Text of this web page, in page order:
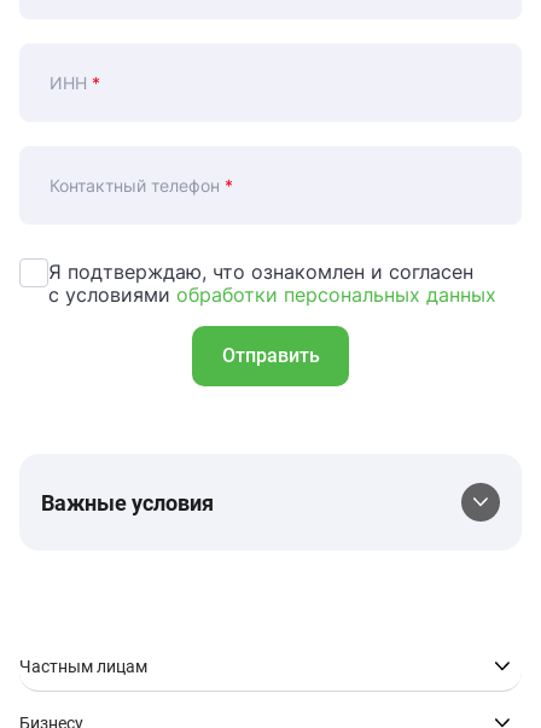
ИНН *
Контактный телефон *
Я подтверждаю, что ознакомлен и согласен
с условиями обработки персональных данных
Отправить
Важные условия
Частным лицам
Бизнесу